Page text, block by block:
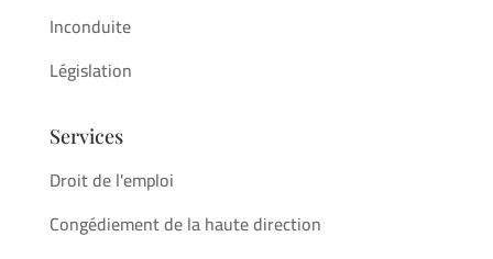
Inconduite
Législation
Services
Droit de l'emploi
Congédiement de la haute direction